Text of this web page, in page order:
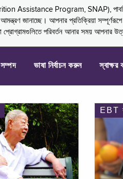
Assistance Program, SNAP),
জানাচ্ছে। আপনার প্রতিক্রিয়া
পরিবর্তন আনার সময় আপনার
সম্পদ ভাষা নির্বাচন করুন স্বাক্ষর
EBT